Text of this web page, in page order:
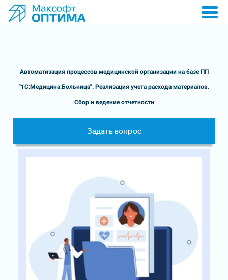
Автоматизация процессов медицинской организации на базе ПП
"1C:Медицина.Больница". Реализация учета расхода материалов.
Сбор и ведение отчетности
Задать вопрос